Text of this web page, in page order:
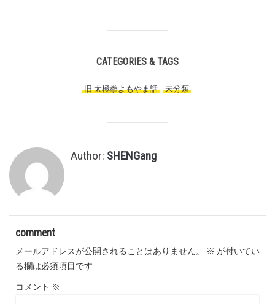
CATEGORIES & TAGS
旧 太極拳よもやま話 未分類
Author: SHENGang
comment
メールアドレスが公開されることはありません。 ※ が付いてい
る欄は必須項目です
コメント ※